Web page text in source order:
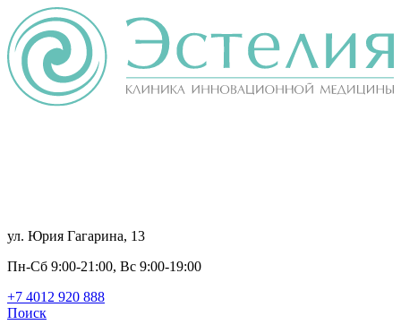
ул. Юрия Гагарина, 13
Пн-Сб 9:00-21:00, Вс 9:00-19:00
+7 4012 920 888
Поиск